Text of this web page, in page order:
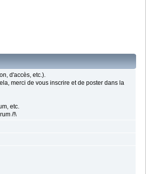
d'accès, etc.).
merci de vous inscrire et de poster dans la
etc.
/!\